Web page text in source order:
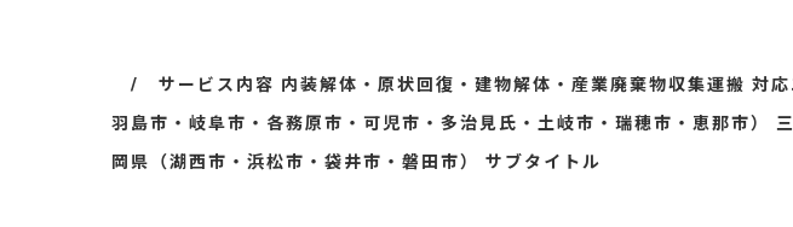
サービス内容 内装解体・原状回復・建物解体・産業廃棄物収集運搬 対
羽島市・岐阜市・各務原市・可児市・多治見氏・土岐市・瑞穂市・恵那市）
岡県（湖西市・浜松市・袋井市・磐田市） サブタイトル